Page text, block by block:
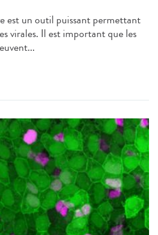
est un outil puissant permettant
virales. Il est important que les